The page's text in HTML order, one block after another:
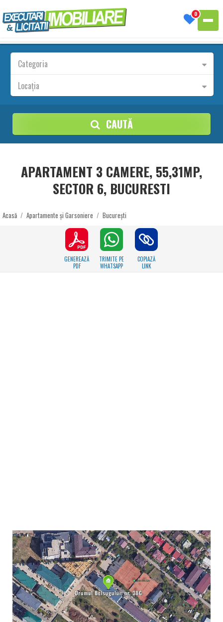
0
Categoria
Locația
CAUTĂ
APARTAMENT 3 CAMERE, 55,31MP,
SECTOR 6, BUCURESTI
Acasă / Apartamente și Garsoniere / București
GENEREAZĂ
PDF
TRIMITE PE
WHATSAPP
COPIAZĂ
LINK